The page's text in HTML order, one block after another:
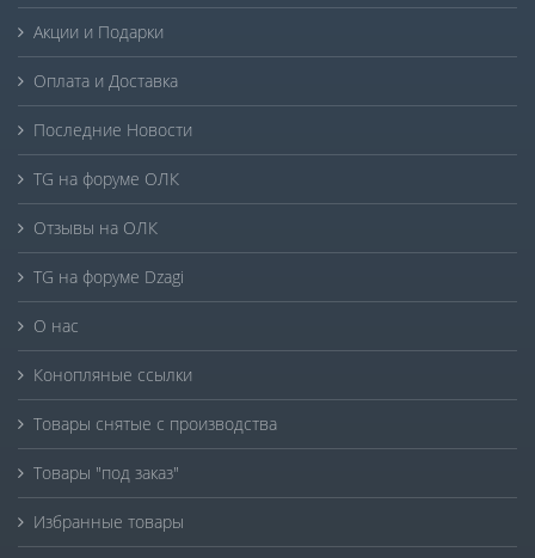
Акции и Подарки
Оплата и Доставка
Последние Новости
TG на форуме ОЛК
Отзывы на ОЛК
TG на форуме Dzagi
О нас
Конопляные ссылки
Товары снятые с производства
Товары "под заказ"
Избранные товары